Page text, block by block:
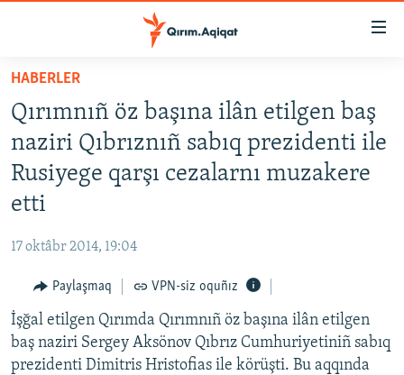
Esas
qaytmaq
Baş
navigatsiyağa
qaytmaq
Qıdıruvğa
SİYASET
İQTİSADİYAT
CEMİYET
İNSAN AQLARI
VİDEO
SÜRET
BLOGLAR
HABERLER
Qırımnıñ öz başına ilân etilgen baş
naziri Qıbrıznıñ sabıq prezidenti ile
Rusiyege qarşı cezalarnı muzakere
etti
17 oktâbr 2014, 19:04
Paylaşmaq VPN-siz oquñız
İşğal etilgen Qırımda Qırımnıñ öz başına ilân etilgen
baş naziri Sergey Aksönov Qıbrız Cumhuriyetiniñ sabıq
prezidenti Dimitris Hristofias ile körüşti. Bu aqqında